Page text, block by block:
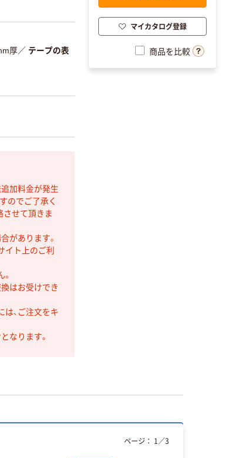
厚／ テープの表
追加料金が発生
のでご了承く
させて頂きま
があります。
イト上のご利
換はお受けでき
、ご注文をキ
なります。
マイカタログ登録
商品を比較
ページ： 1 ／3